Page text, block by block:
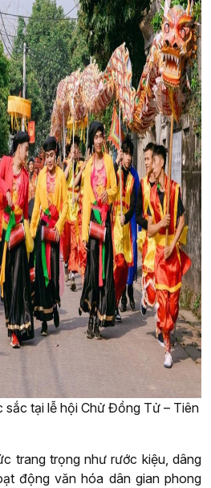
sắc tại lễ hội Chử Đồng Tử – Tiên
trang trọng như rước kiệu, dâng
động văn hóa dân gian phong